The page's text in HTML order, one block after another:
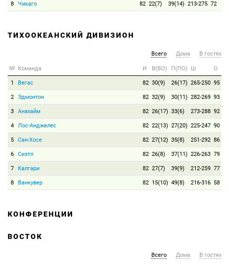
8 Чикаго 82 22(7) 39(14) 213-275 72
ТИХООКЕАНСКИЙ ДИВИЗИОН
Всего Дома В гостях
№ Команда И В(ВО) П(ПО) Ш О
1 Вегас 82 30(9) 26(17) 265-250 95
2 Эдмонтон 82 32(9) 30(11) 282-269 93
3 Анахайм 82 26(17) 33(6) 273-288 92
4 Лос-Анджелес 82 22(13) 27(20) 225-247 90
5 Сан-Хосе 82 27(12) 35(8) 251-292 86
6 Сиэтл 82 26(8) 37(11) 226-263 79
7 Калгари 82 27(7) 39(9) 212-259 77
8 Ванкувер 82 15(10) 49(8) 216-316 58
КОНФЕРЕНЦИИ
ВОСТОК
Всего Дома В гостях